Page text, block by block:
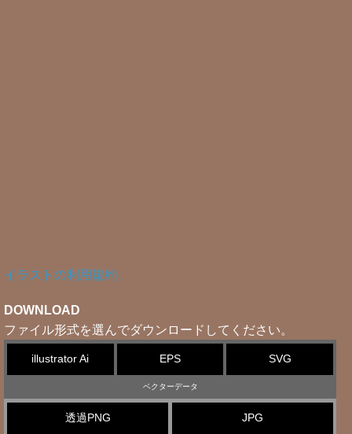
イラストの利用規約
DOWNLOAD
ファイル形式を選んでダウンロードしてください。
illustrator Ai EPS SVG
ベクターデータ
透過PNG JPG